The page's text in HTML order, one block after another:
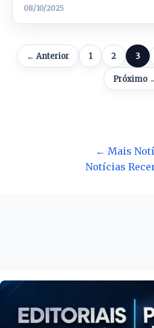
08/10/2025
← Anterior 1 2 3
Próximo
← Mais
Notícias